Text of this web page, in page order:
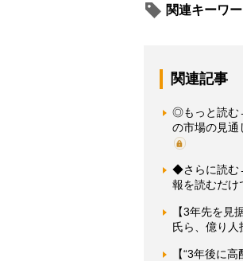
関連キーワ
関連記事
◎もっと読む
の市場の見
◆さらに読む
報を読むだけ
【3年先を見
氏ら、億り人
【“3年後に